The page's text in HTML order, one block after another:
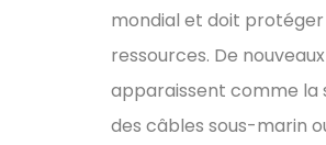
mondial et doit protéger
ressources. De
apparaissent comme la
des câbles sous-marin